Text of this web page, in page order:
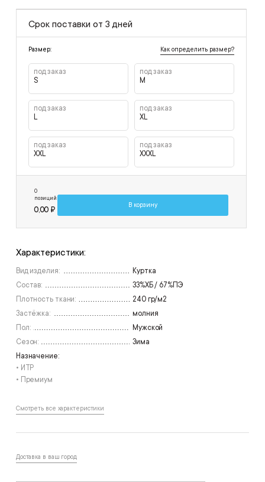
Срок поставки от 3 дней
Размер: Как определить размер?
под заказ
S
под заказ
M
под заказ
L
под заказ
XL
под заказ
XXL
под заказ
XXXL
0
позиций
0,00 ₽
В корзину
Характеристики:
Вид изделия:
Куртка
Состав:
33%ХБ / 67%ПЭ
Плотность ткани:
240 гр/м2
Застёжка:
молния
Пол:
Мужской
Сезон:
Зима
Назначение:
• ИТР
• Премиум
Смотреть все характеристики
Доставка в ваш город